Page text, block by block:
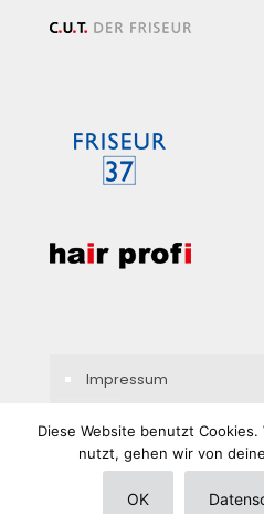
Impressum
Diese Website benutzt
nutzt, gehen wir von
OK